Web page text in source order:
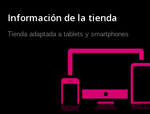
Información de la tienda
Tienda adaptada a tablets y smartphones